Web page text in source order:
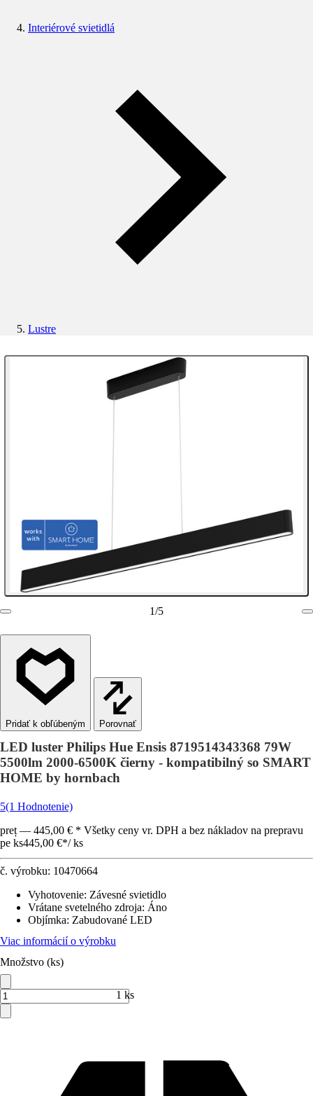
Interiérové svietidlá
Lustre
1/5
Porovnať
LED luster Philips Hue Ensis 8719514343368 79W
5500lm 2000-6500K čierny - kompatibilný so SMART
HOME by hornbach
5(1 Hodnotenie)
preț — 445,00 € * Všetky ceny vr. DPH a bez nákladov na prepravu
pe ks445,00 €*/ ks
č. výrobku: 10470664
Vyhotovenie: Závesné svietidlo
Vrátane svetelného zdroja: Áno
Objímka: Zabudované LED
Viac informácií o výrobku
Množstvo (ks)
1 ks